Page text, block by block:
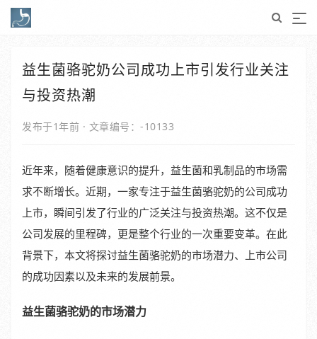
益生菌骆驼奶公司成功上市引发行业关注
与投资热潮
发布于1年前 · 文章编号：-10133
近年来，随着健康意识的提升，益生菌和乳制品的市场需
求不断增长。近期，一家专注于益生菌骆驼奶的公司成功
上市，瞬间引发了行业的广泛关注与投资热潮。这不仅是
公司发展的里程碑，更是整个行业的一次重要变革。在此
背景下，本文将探讨益生菌骆驼奶的市场潜力、上市公司
的成功因素以及未来的发展前景。
益生菌骆驼奶的市场潜力